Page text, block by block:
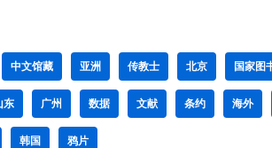
中文馆藏 亚洲 传教士 北京 国家图
东 广州 数据 文献 条约 海外
韩国 鸦片